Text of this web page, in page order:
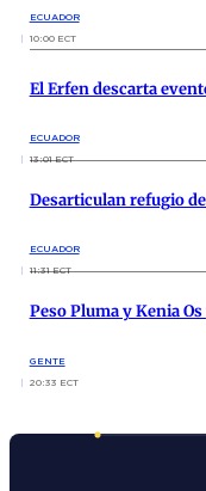
ECUADOR
10:00 ECT
El Erfen descarta
ECUADOR
13:01 ECT
Desarticulan refugio
ECUADOR
11:31 ECT
Peso Pluma y Kenia
GENTE
20:33 ECT